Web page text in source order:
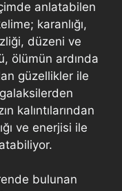
anlatabilen
karanlığı,
düzeni ve
ölümün ardında
güzellikler ile
kalıntılarından
ve enerjisi ile
bulunan